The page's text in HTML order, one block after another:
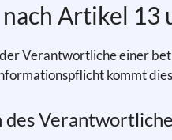
Artikel 13
Verantwortliche einer
kommt